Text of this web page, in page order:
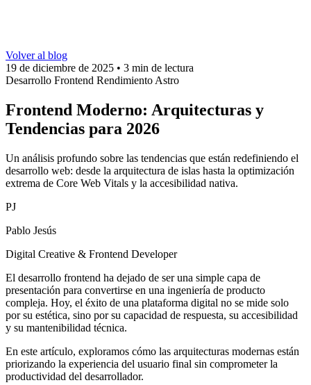
Volver al blog
19 de diciembre de 2025 • 3 min de lectura
Desarrollo Frontend Rendimiento Astro
Frontend Moderno: Arquitecturas y
Tendencias para 2026
Un análisis profundo sobre las tendencias que están redefiniendo el
desarrollo web: desde la arquitectura de islas hasta la optimización
extrema de Core Web Vitals y la accesibilidad nativa.
PJ
Pablo Jesús
Digital Creative & Frontend Developer
El desarrollo frontend ha dejado de ser una simple capa de
presentación para convertirse en una ingeniería de producto
compleja. Hoy, el éxito de una plataforma digital no se mide solo
por su estética, sino por su capacidad de respuesta, su accesibilidad
y su mantenibilidad técnica.
En este artículo, exploramos cómo las arquitecturas modernas están
priorizando la experiencia del usuario final sin comprometer la
productividad del desarrollador.